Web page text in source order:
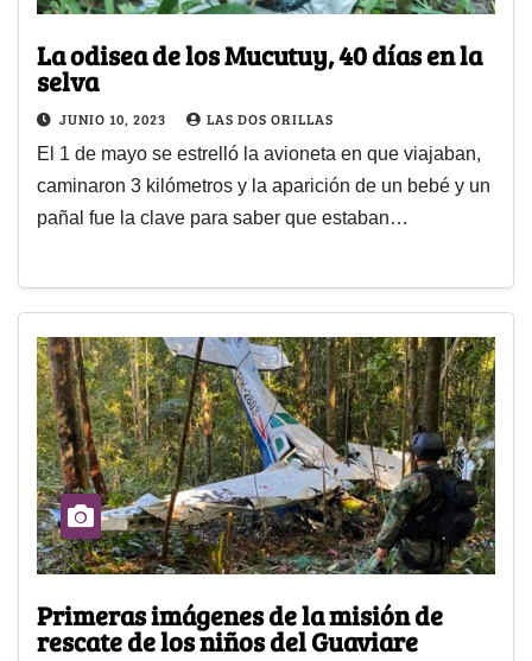
La odisea de los Mucutuy, 40 días en la
selva
JUNIO 10, 2023 LAS DOS ORILLAS
El 1 de mayo se estrelló la avioneta en que viajaban,
caminaron 3 kilómetros y la aparición de un bebé y un
pañal fue la clave para saber que estaban…
Primeras imágenes de la misión de
rescate de los niños del Guaviare